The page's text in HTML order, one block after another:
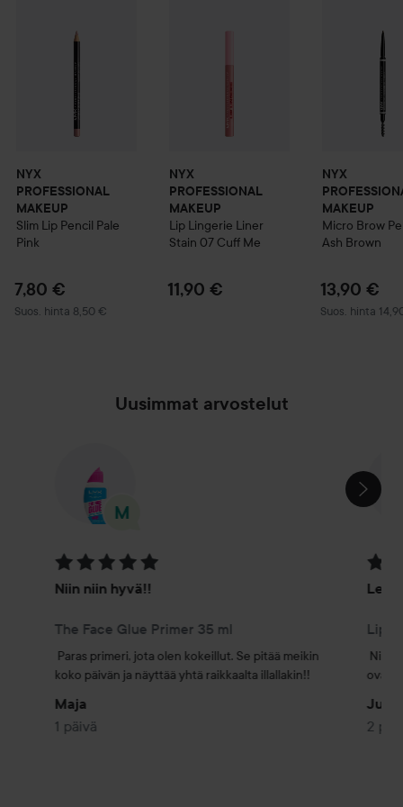
NYX
PROFESSIONAL
MAKEUP
Slim Lip Pencil Pale
Pink
7,80 €
Suos. hinta 8,50 €
Suositeltu hinta 8,50 €
NYX
PROFESSIONAL
MAKEUP
Lip Lingerie Liner
Stain 07 Cuff Me
11,90 €
NYX
MAKEUP
Micro Brow
Ash Brown
13,90 €
Suos. hinta
Suositeltu hinta
Uusimmat arvostelut
OHITA OSIO
Arvosana: 5 / 5
Niin niin hyvä!!
The Face Glue Primer 35 ml
Paras primeri, jota olen kokeillut. Se pitää meikin
koko päivän ja näyttää yhtä raikkaalta illallakin!!
Maja
1 päivä
Lip
Niin
ovat
June
2